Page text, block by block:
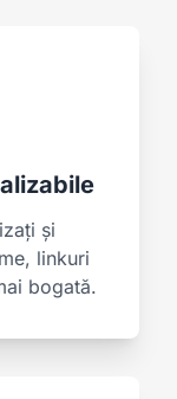
și
linkuri
bogată.